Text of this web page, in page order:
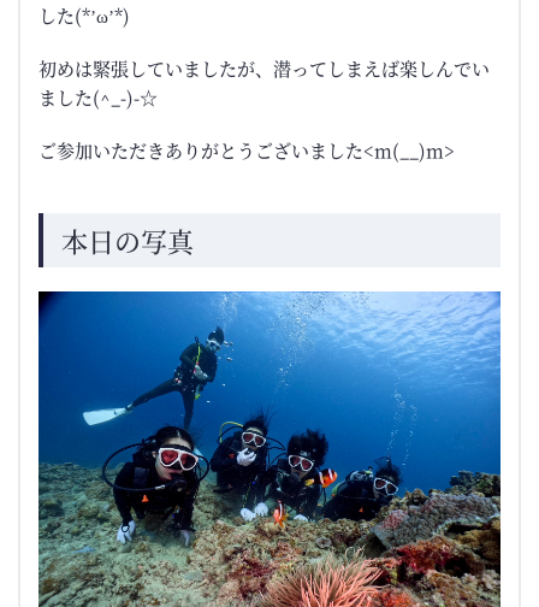
した(*’ω’*)
初めは緊張していましたが、潜ってしまえば楽しんでい
ました(^_-)-☆
ご参加いただきありがとうございました<m(__)m>
本日の写真